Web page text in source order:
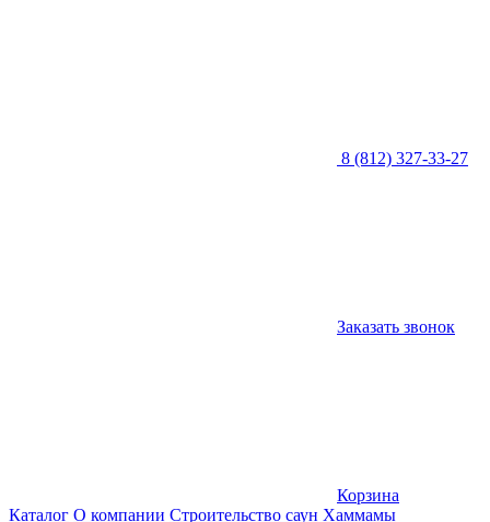
8 (812) 327-33-27
Заказать звонок
Корзина
Каталог О компании Строительство саун Хаммамы